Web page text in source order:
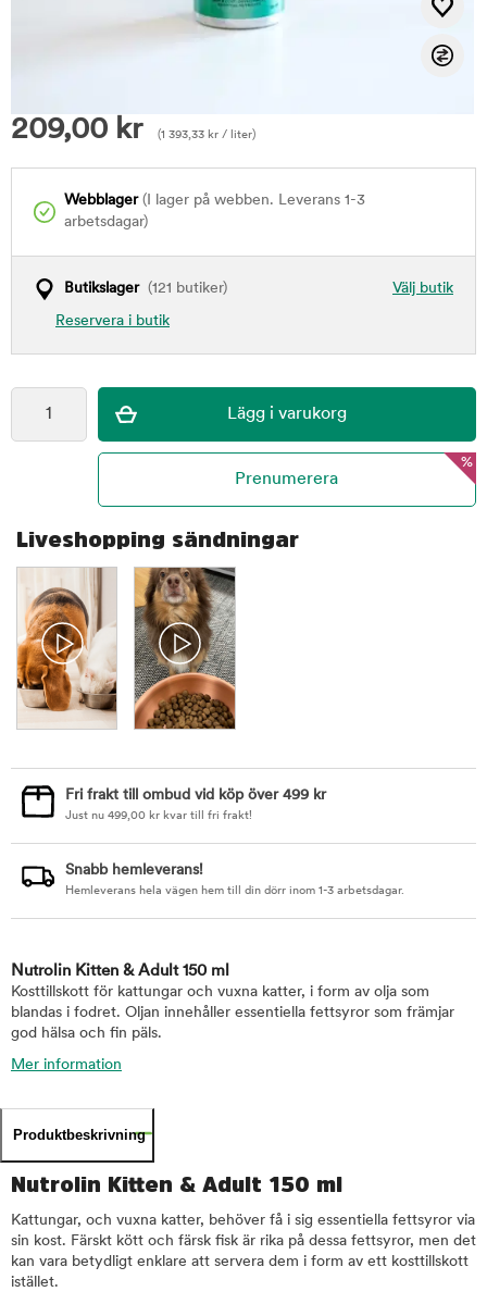
209,00 kr (1 393,33 kr / liter)
Webblager(I lager på webben. Leverans 1-3
arbetsdagar)
Välj butik
Butikslager(121 butiker)
Reservera i butik
%
Liveshopping sändningar
Fri frakt till ombud vid köp över 499 kr
Just nu 499,00 kr kvar till fri frakt!
Snabb hemleverans!
Hemleverans hela vägen hem till din dörr inom 1-3 arbetsdagar.
Nutrolin Kitten & Adult 150 ml
Kosttillskott för kattungar och vuxna katter, i form av olja som
blandas i fodret. Oljan innehåller essentiella fettsyror som främjar
god hälsa och fin päls.
Mer information
Produktbeskrivning
Nutrolin Kitten & Adult 150 ml
Kattungar, och vuxna katter, behöver få i sig essentiella fettsyror via
sin kost. Färskt kött och färsk fisk är rika på dessa fettsyror, men det
kan vara betydligt enklare att servera dem i form av ett kosttillskott
istället.